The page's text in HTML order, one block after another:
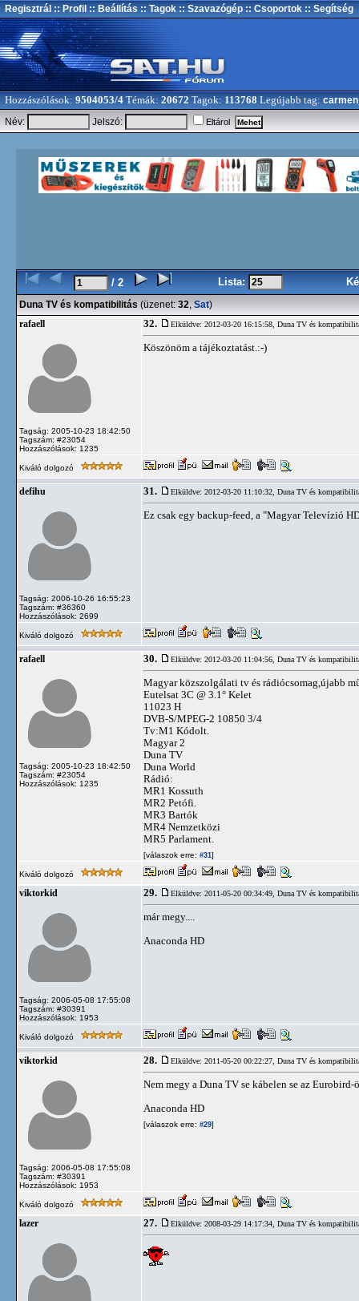
Regisztrál :: Profil :: Beállítás :: Tagok :: Szavazógép :: Csoportok :: Segítség
Hozzászólások: 9504053/4 Témák: 20672 Tagok: 113768 Legújabb tag:
Név:
Jelszó: Eltárol
/ 2 Lista:
Duna TV és kompatibilitás (üzenet: 32, Sat)
rafaell
Tagság: 2005-10-23 18:42:50
Tagszám: #23054
Hozzászólások: 1235
32. Elküldve: 2012-03-20 16:15:58, Duna TV és
Köszönöm a tájékoztatást.:-)
Kiváló dolgozó
defihu
Tagság: 2006-10-26 16:55:23
Tagszám: #36360
Hozzászólások: 2699
31. Elküldve: 2012-03-20 11:10:32, Duna TV és
Ez csak egy backup-feed, a "Magyar Televízió
Kiváló dolgozó
rafaell
Tagság: 2005-10-23 18:42:50
Tagszám: #23054
Hozzászólások: 1235
30. Elküldve: 2012-03-20 11:04:56, Duna TV és
Magyar közszolgálati tv és rádiócsomag,újabb
Eutelsat 3C @ 3.1° Kelet
11023 H
DVB-S/MPEG-2 10850 3/4
Tv:M1 Kódolt.
Magyar 2
Duna TV
Duna World
Rádió:
MR1 Kossuth
MR2 Petófi.
MR3 Bartók
MR4 Nemzetközi
MR5 Parlament.
[válaszok erre: #31]
Kiváló dolgozó
viktorkid
Tagság: 2006-05-08 17:55:08
Tagszám: #30391
Hozzászólások: 1953
29. Elküldve: 2011-05-20 00:34:49, Duna TV és
már megy....
Anaconda HD
Kiváló dolgozó
viktorkid
Tagság: 2006-05-08 17:55:08
Tagszám: #30391
Hozzászólások: 1953
28. Elküldve: 2011-05-20 00:22:27, Duna TV és
Nem megy a Duna TV se kábelen se az Eurobird-
Anaconda HD
[válaszok erre: #29]
Kiváló dolgozó
lazer 27. Elküldve: 2008-03-29 14:17:34, Duna TV és